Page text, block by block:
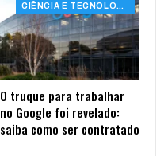
CIÊNCIA E TECNOLOGIA
O truque para trabalhar
no Google foi revelado:
saiba como ser contratado